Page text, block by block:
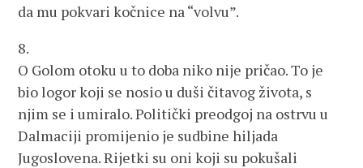
da mu pokvari kočnice na “volvu”.
8.
O Golom otoku u to doba niko nije pričao. To je
bio logor koji se nosio u duši čitavog života, s
njim se i umiralo. Politički preodgoj na ostrvu u
Dalmaciji promijenio je sudbine hiljada
Jugoslovena. Rijetki su oni koji su pokušali